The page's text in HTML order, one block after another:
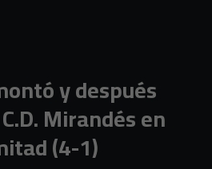
y después
Mirandés en
(4-1)